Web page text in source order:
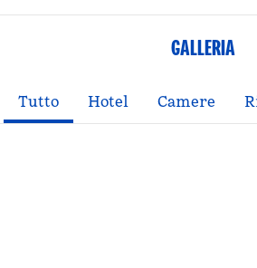
GALLERIA
Tutto Hotel Camere